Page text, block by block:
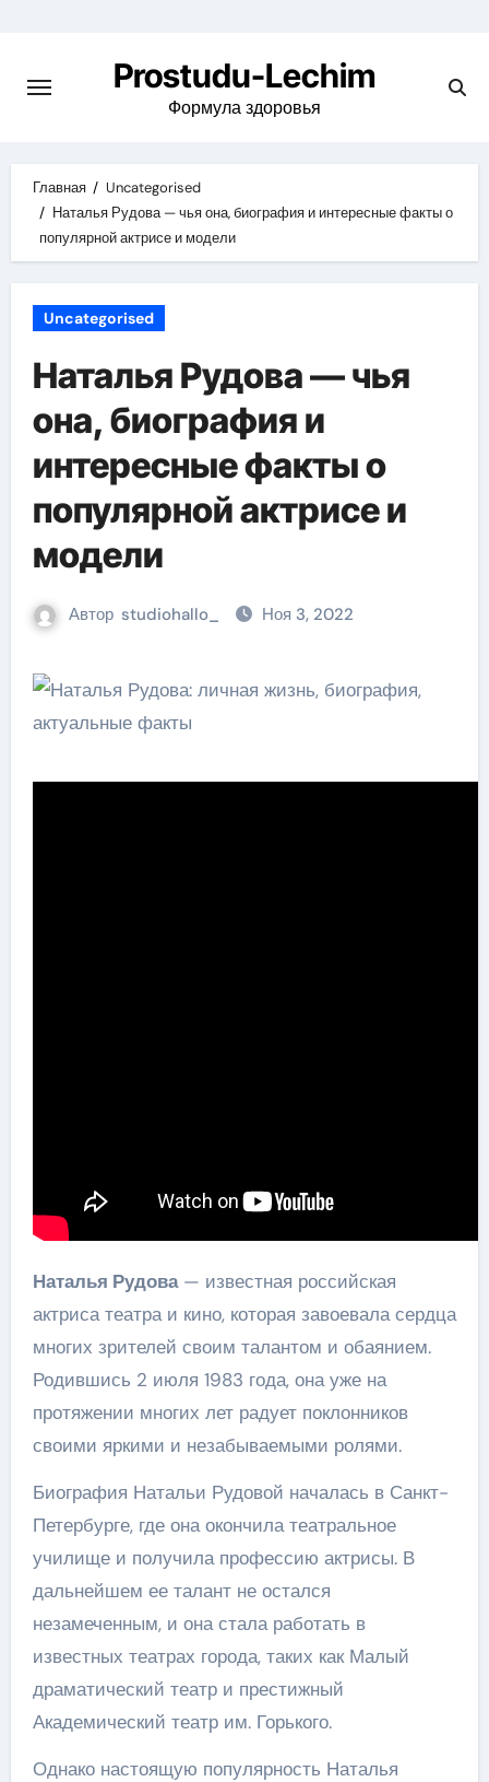
содержимому
Prostudu-Lechim
Формула здоровья
Главная
Uncategorised
Наталья Рудова — чья она, биография и интересные факты о
популярной актрисе и модели
Uncategorised
Наталья Рудова — чья
она, биография и
интересные факты о
популярной актрисе и
модели
Автор studiohallo_ Ноя 3, 2022
Наталья Рудова— известная российская
актриса театра и кино, которая завоевала сердца
многих зрителей своим талантом и обаянием.
Родившись 2 июля 1983 года, она уже на
протяжении многих лет радует поклонников
своими яркими и незабываемыми ролями.
Биография Натальи Рудовой началась в Санкт-
Петербурге, где она окончила театральное
училище и получила профессию актрисы. В
дальнейшем ее талант не остался
незамеченным, и она стала работать в
известных театрах города, таких как Малый
драматический театр и престижный
Академический театр им. Горького.
Однако настоящую популярность Наталья